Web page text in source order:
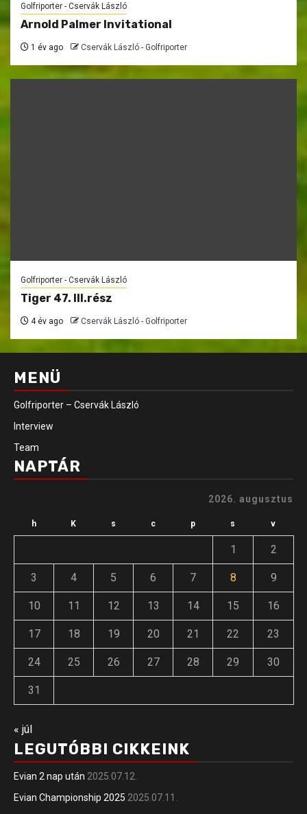
Golfriporter - Cservák László
Arnold Palmer Invitational
1 év ago Cservák László - Golfriporter
Golfriporter - Cservák László
Tiger 47. III.rész
4 év ago Cservák László - Golfriporter
MENÜ
Golfriporter – Cservák László
Interview
Team
NAPTÁR
2026. augusztus
h K s c p s v
1 2
3 4 5 6 7 8 9
10 11 12 13 14 15 16
17 18 19 20 21 22 23
24 25 26 27 28 29 30
31
« júl
LEGUTÓBBI CIKKEINK
Evian 2 nap után 2025.07.12.
Evian Championship 2025 2025.07.11.